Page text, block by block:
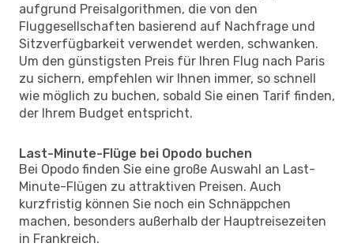
aufgrund Preisalgorithmen, die von den
Fluggesellschaften basierend auf Nachfrage und
Sitzverfügbarkeit verwendet werden, schwanken.
Um den günstigsten Preis für Ihren Flug nach Paris
zu sichern, empfehlen wir Ihnen immer, so schnell
wie möglich zu buchen, sobald Sie einen Tarif finden,
der Ihrem Budget entspricht.
Last-Minute-Flüge bei Opodo buchen
Bei Opodo finden Sie eine große Auswahl an Last-
Minute-Flügen zu attraktiven Preisen. Auch
kurzfristig können Sie noch ein Schnäppchen
machen, besonders außerhalb der Hauptreisezeiten
in Frankreich.